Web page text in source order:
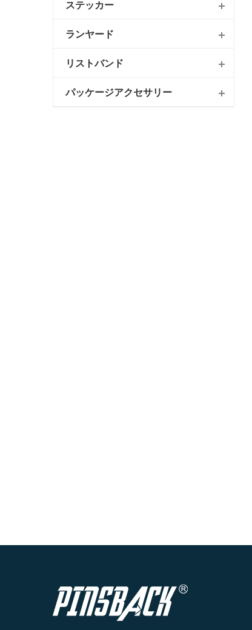
ステッカー
ランヤード
リストバンド
パッケージアクセサリー